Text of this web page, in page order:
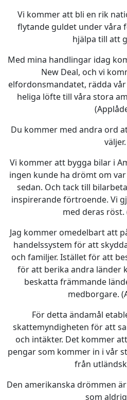
Vi kommer att bli en rik
flytande guldet under våra
hjälpa till att
Med mina handlingar idag
New Deal, och vi
elfordonsmandatet, rädda
heliga löfte till våra stora
Du kommer med andra ord
väljer.
Vi kommer att bygga bilar i
ingen kunde ha drömt om
sedan. Och tack till
inspirerande förtroende. Vi
med deras röst.
Jag kommer omedelbart att
handelssystem för att
och familjer. Istället för att
för att berika andra länder
beskatta främmande
medborgare.
För detta ändamål
skattemyndigheten för att
och intäkter. Det kommer
pengar som kommer in i vår
från
Den amerikanska drömmen
som